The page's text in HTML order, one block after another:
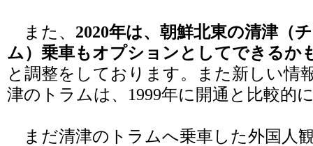
また、 2020年は、朝鮮北東の清津（
ム）乗車もオプションとしてできるか
と調整をしております。また新しい情
津のトラムは、1999年に開通と比較的
まだ清津のトラムへ乗車した外国人